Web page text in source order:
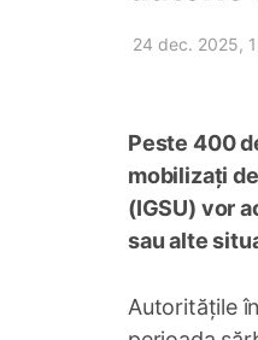
24 dec. 2025,
Peste 400
mobilizați
(IGSU) vor
sau alte
Autoritățile